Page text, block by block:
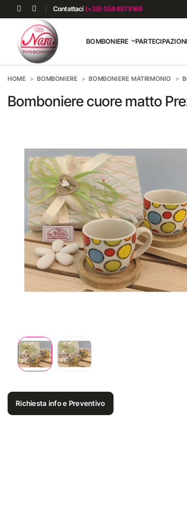
Contattaci (+39) 0584975169
BOMBONIERE PARTECIPAZIONI
HOME BOMBONIERE BOMBONIERE MATRIMONIO
Bomboniere cuore matto
Richiesta info e Preventivo